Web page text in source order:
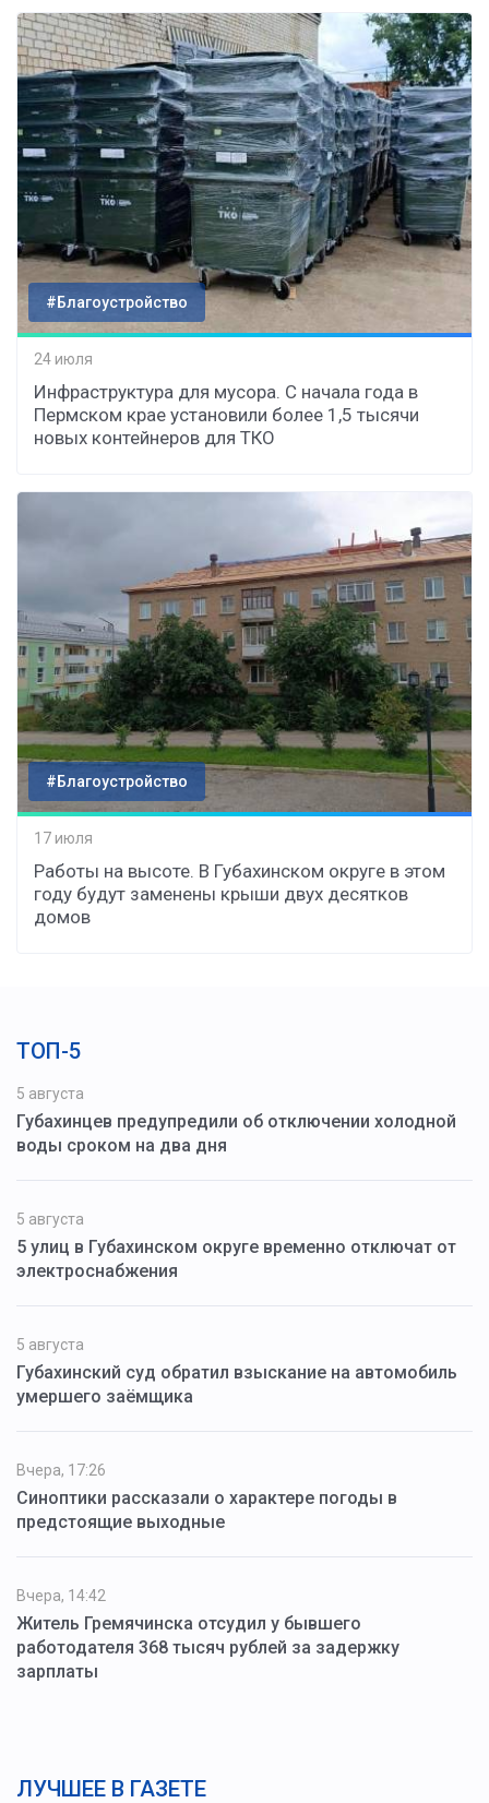
#Благоустройство
24 июля
Инфраструктура для мусора. С начала года в
Пермском крае установили более 1,5 тысячи
новых контейнеров для ТКО
#Благоустройство
17 июля
Работы на высоте. В Губахинском округе в этом
году будут заменены крыши двух десятков
домов
ТОП-5
5 августа
Губахинцев предупредили об отключении холодной
воды сроком на два дня
5 августа
5 улиц в Губахинском округе временно отключат от
электроснабжения
5 августа
Губахинский суд обратил взыскание на автомобиль
умершего заёмщика
Вчера, 17:26
Синоптики рассказали о характере погоды в
предстоящие выходные
Вчера, 14:42
Житель Гремячинска отсудил у бывшего
работодателя 368 тысяч рублей за задержку
зарплаты
ЛУЧШЕЕ В ГАЗЕТЕ